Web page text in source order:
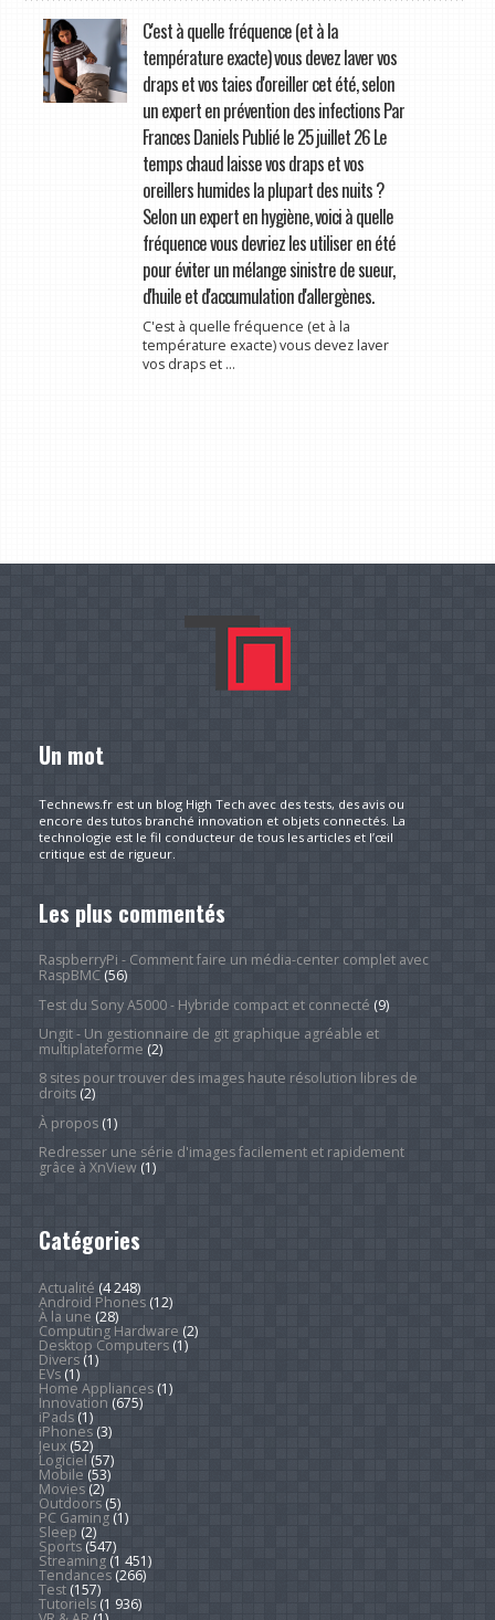
C'est à quelle fréquence (et à la
température exacte) vous devez laver vos
draps et vos taies d'oreiller cet été, selon
un expert en prévention des infections Par
Frances Daniels Publié le 25 juillet 26 Le
temps chaud laisse vos draps et vos
oreillers humides la plupart des nuits ?
Selon un expert en hygiène, voici à quelle
fréquence vous devriez les utiliser en été
pour éviter un mélange sinistre de sueur,
d'huile et d'accumulation d'allergènes.
C'est à quelle fréquence (et à la
température exacte) vous devez laver
vos draps et ...
Un mot
Technews.fr est un blog High Tech avec des tests, des avis ou
encore des tutos branché innovation et objets connectés. La
technologie est le fil conducteur de tous les articles et l’œil
critique est de rigueur.
Les plus commentés
RaspberryPi - Comment faire un média-center complet avec
RaspBMC(56)
Test du Sony A5000 - Hybride compact et connecté (9)
Ungit - Un gestionnaire de git graphique agréable et
multiplateforme (2)
8 sites pour trouver des images haute résolution libres de
droits(2)
À propos(1)
Redresser une série d'images facilement et rapidement
grâce à XnView(1)
Catégories
Actualité (4 248)
Android Phones(12)
À la une (28)
Computing Hardware (2)
Desktop Computers(1)
Divers(1)
EVs(1)
Home Appliances(1)
Innovation (675)
iPads(1)
iPhones(3)
Jeux(52)
Logiciel (57)
Mobile (53)
Movies(2)
Outdoors(5)
PC Gaming(1)
Sleep (2)
Sports(547)
Streaming(1 451)
Tendances(266)
Test(157)
Tutoriels(1 936)